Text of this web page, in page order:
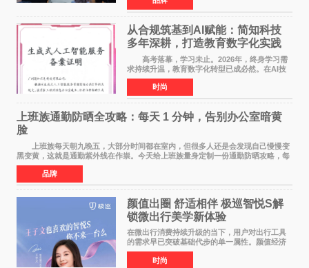
行业普遍陷
从合规筑基到AI赋能：简知科技
多年深耕，打造教育数字化实践
范本
高考落幕，学习未止。2026年，终身学习需
求持续升温，教育数字化转型已成必然。在AI技
术已经全面融入教育领域的形式下，传统在线教
育统一教学之弊、AI内容监管之难、数据安全之
忧，亦随之凸显
时尚
上班族通勤防晒全攻略：每天 1 分钟，告别办公室暗黄
脸
上班族每天朝九晚五，大部分时间都在室内，但很多人还是会发现自己慢慢变
黑变黄，这就是通勤紫外线在作祟。今天给上班族量身定制一份通勤防晒攻略，每
天只花 1 分钟，就能轻松搞定。 首先
品牌
颜值出圈 舒适相伴 极巡智悦S解
锁微出行美学新体验
在微出行消费持续升级的当下，用户对出行工具
的需求早已突破基础代步的单一属性。颜值经济
浪潮之下，出行载具不再是冰冷的工具，而是个
人生活态度、审美品味与生活方式的具象延伸。
时尚